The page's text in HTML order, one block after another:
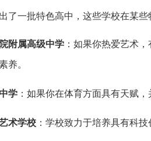
了一批特色高中，这些学校在某
附属高级中学 ：如果你热爱艺术
养。
学 ：如果你在体育方面具有天赋
术学校 ：学校致力于培养具有科